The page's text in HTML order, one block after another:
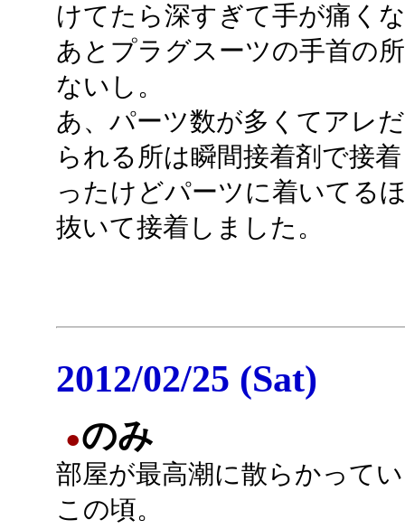
けてたら深すぎて手が痛く
あとプラグスーツの手首の
ないし。
あ、パーツ数が多くてアレ
られる所は瞬間接着剤で接
ったけどパーツに着いてる
抜いて接着しました。
2012/02/25 (Sat)
●のみ
部屋が最高潮に散らかって
この頃。